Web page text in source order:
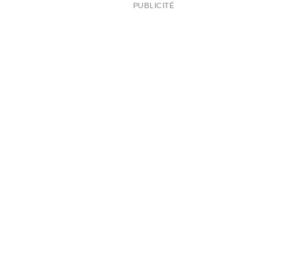
PUBLICITÉ